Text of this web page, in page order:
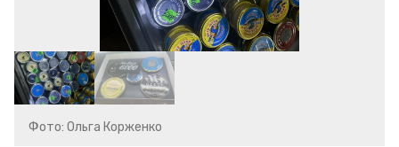
Фото: Ольга Корженко